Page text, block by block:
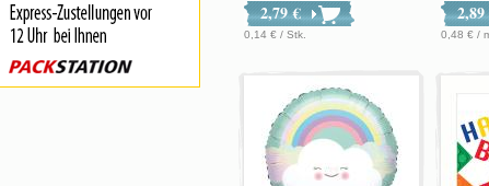
2,79 €
0,14 € / Stk. 0,48 € /